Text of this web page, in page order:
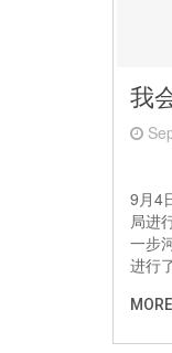
我
9月4
局进
一步
进行
MORE